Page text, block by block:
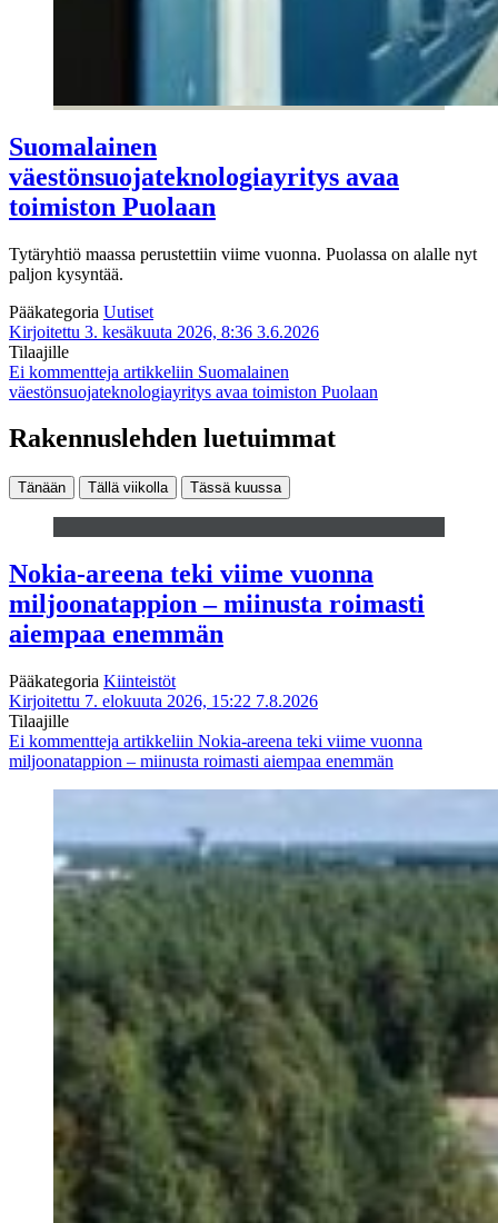
Suomalainen
väestönsuojateknologiayritys avaa
toimiston Puolaan
Tytäryhtiö maassa perustettiin viime vuonna. Puolassa on alalle nyt
paljon kysyntää.
Pääkategoria Uutiset
Kirjoitettu 3. kesäkuuta 2026, 8:36 3.6.2026
Tilaajille
Ei kommentteja artikkeliin Suomalainen
väestönsuojateknologiayritys avaa toimiston Puolaan
Rakennuslehden luetuimmat
Tänään Tällä viikolla Tässä kuussa
Nokia-areena teki viime vuonna
miljoonatappion – miinusta roimasti
aiempaa enemmän
Pääkategoria Kiinteistöt
Kirjoitettu 7. elokuuta 2026, 15:22 7.8.2026
Tilaajille
Ei kommentteja artikkeliin Nokia-areena teki viime vuonna
miljoonatappion – miinusta roimasti aiempaa enemmän